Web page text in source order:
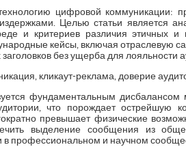
цифровой коммуникации:
Целью статьи является
и критериев различия этичных
кейсы, включая отраслевую
без ущерба для лояльности
кликаут-реклама, доверие
фундаментальным
что порождает острейшую
превышает физические
выделение сообщения из
профессиональном и научном